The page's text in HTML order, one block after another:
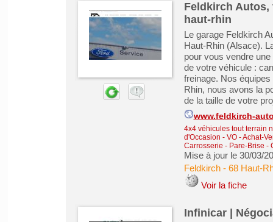
Feldkirch
haut-rhin
Le garage Feldkirch
Haut-Rhin (Alsace).
pour vous vendre
de votre véhicule :
freinage. Nos
Rhin, nous avons la
de la taille de votre
www.feldkirch-
4x4 véhicules tout terrain
d'Occasion - VO-Achat-
Carrosserie - Pare-Brise -
Mise à jour le 30/03/
Feldkirch- 68 Haut-
Voir la fiche
Infinicar |